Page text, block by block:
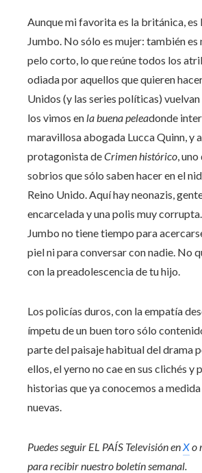
Aunque mi favorita es la británica, es
Jumbo. No sólo es mujer: también es
pelo corto, lo que reúne todos los
odiada por aquellos que quieren
Unidos (y las series políticas) vuelvan
los vimos en la buena peleadonde
maravillosa abogada Lucca Quinn, y
protagonista deCrimen histórico,
sobrios que sólo saben hacer en el
Reino Unido. Aquí hay neonazis,
encarcelada y una polis muy
Jumbo no tiene tiempo para
piel ni para conversar con nadie. No
con la preadolescencia de tu hijo.
Los policías duros, con la empatía
ímpetu de un buen toro sólo
parte del paisaje habitual del drama
ellos, el yerno no cae en sus clichés y
historias que ya conocemos a
nuevas.
Puedes seguir EL PAÍS Televisión enXo
para recibirnuestro boletín semanal.